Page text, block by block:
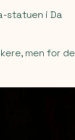
statuen i Da
men for de